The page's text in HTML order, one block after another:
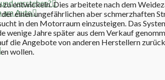
verstehen?
am Auto
entwickeln. Dies arbeitete nach dem
einen ungefährlichen aber schmerzhaften
in den Motorraum einzusteigen. Das
wenige Jahre später aus dem Verkauf
die Angebote von anderen Herstellern
wollen.